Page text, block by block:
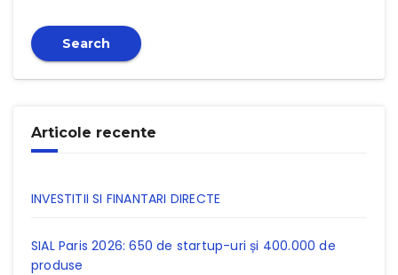
Search
Articole recente
INVESTITII SI FINANTARI DIRECTE
SIAL Paris 2026: 650 de startup-uri și 400.000 de
produse